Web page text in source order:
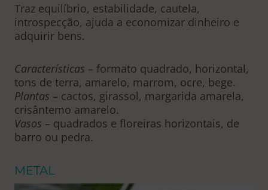
Traz equilíbrio, estabilidade, cautela,
introspecção, ajuda a economizar dinheiro e
adquirir bens.
Características – formato quadrado, horizontal,
tons de terra, amarelo, marrom, ocre, bege.
Plantas – cactos, girassol, margarida amarela,
crisântemo amarelo.
Vasos – quadrados e floreiras horizontais, de
barro ou pedra.
METAL